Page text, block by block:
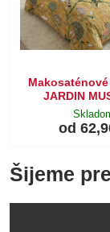
JARDIN
od
Šijeme